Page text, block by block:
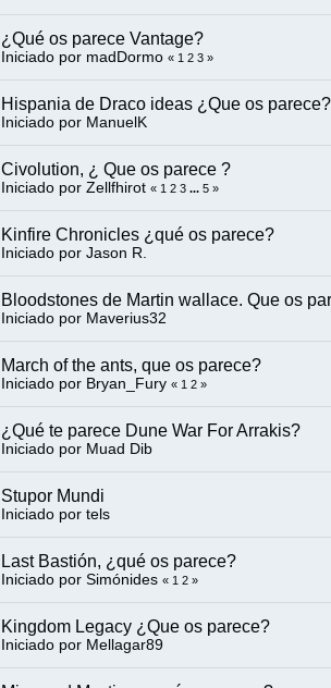
¿Qué os parece Vantage?
Iniciado por madDormo « 1 2 3 »
Hispania de Draco ideas ¿Que os parece?
Iniciado por ManuelK
Civolution, ¿ Que os parece ?
Iniciado por Zellfhirot « 1 2 3 ... 5 »
Kinfire Chronicles ¿qué os parece?
Iniciado por Jason R.
Bloodstones de Martin wallace. Que os
Iniciado por Maverius32
March of the ants, que os parece?
Iniciado por Bryan_Fury « 1 2 »
¿Qué te parece Dune War For Arrakis?
Iniciado por Muad Dib
Stupor Mundi
Iniciado por tels
Last Bastión, ¿qué os parece?
Iniciado por Simónides « 1 2 »
Kingdom Legacy ¿Que os parece?
Iniciado por Mellagar89